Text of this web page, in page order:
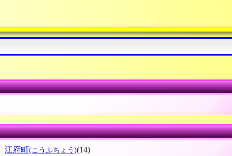
江府町(こうふちょう)(14)